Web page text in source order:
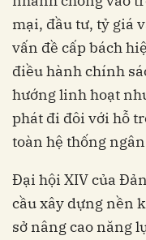
mại, đầu tư, tỷ giá
vấn đề cấp bách
điều hành chính
hướng linh hoạt
phát đi đôi với hỗ
toàn hệ thống
Đại hội XIV của
cầu xây dựng nền
sở nâng cao năng